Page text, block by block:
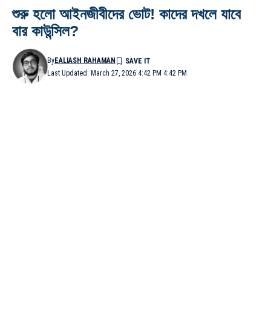
শুরু হলো আইনজীবীদের ভোট! কাদের দখলে যাবে
বার কাউন্সিল?
Last Updated: March 27, 2026 4:42 PM 4:42 PM
ByEALIASH RAHAMAN